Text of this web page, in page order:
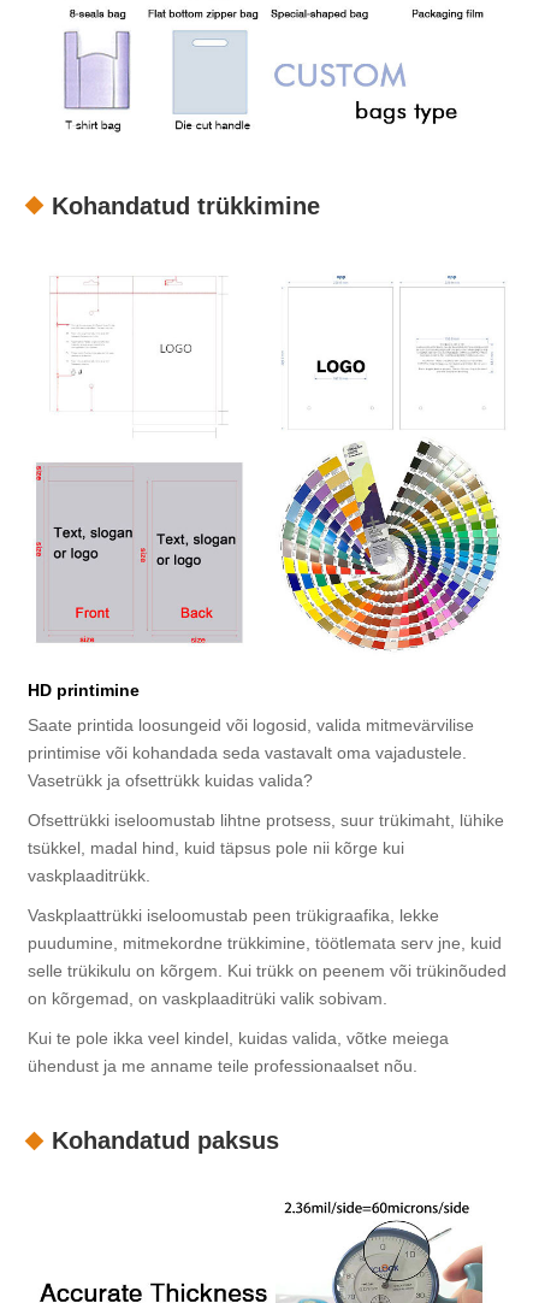
Kohandatud trükkimine
HD printimine
Saate printida loosungeid või logosid, valida mitmevärvilise
printimise või kohandada seda vastavalt oma vajadustele.
Vasetrükk ja ofsettrükk kuidas valida?
Ofsettrükki iseloomustab lihtne protsess, suur trükimaht, lühike
tsükkel, madal hind, kuid täpsus pole nii kõrge kui
vaskplaaditrükk.
Vaskplaattrükki iseloomustab peen trükigraafika, lekke
puudumine, mitmekordne trükkimine, töötlemata serv jne, kuid
selle trükikulu on kõrgem. Kui trükk on peenem või trükinõuded
on kõrgemad, on vaskplaaditrüki valik sobivam.
Kui te pole ikka veel kindel, kuidas valida, võtke meiega
ühendust ja me anname teile professionaalset nõu.
Kohandatud paksus